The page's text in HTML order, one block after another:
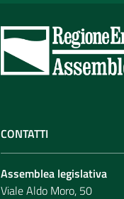
CONTATTI
Assemblea legislativa
Viale Aldo Moro, 50